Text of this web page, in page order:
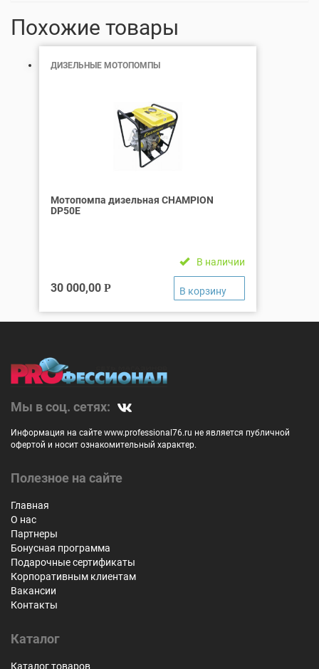
Похожие товары
ДИЗЕЛЬНЫЕ МОТОПОМПЫ
Мотопомпа дизельная СHAMPION
DP50E
В наличии
30 000,00 Р
Мы в соц. сетях:
Информация на сайте www.professional76.ru не является публичной
офертой и носит ознакомительный характер.
Полезное на сайте
Главная
О нас
Партнеры
Бонусная программа
Подарочные сертификаты
Корпоративным клиентам
Вакансии
Контакты
Каталог
Каталог товаров